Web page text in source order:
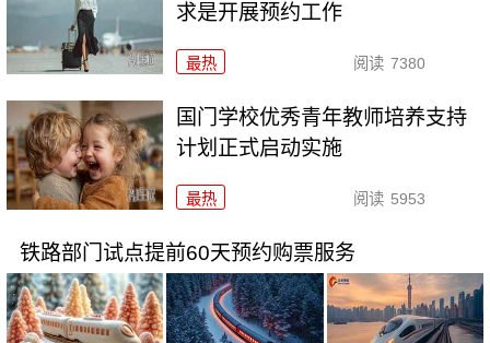
求是开展预约工作
最热 阅读 7380
国门学校优秀青年教师培养支持
计划正式启动实施
最热 阅读 5953
铁路部门试点提前60天预约购票服务